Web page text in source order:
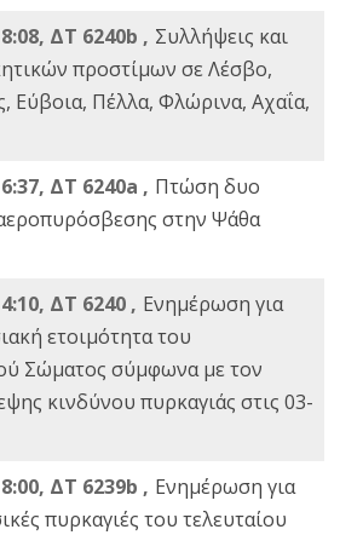
ΔΤ 6240b , Συλλήψεις και
προστίμων σε Λέσβο,
Εύβοια, Πέλλα, Φλώρινα, Αχαΐα,
ΔΤ 6240a , Πτώση δυο
στην Ψάθα
ΔΤ 6240 , Ενημέρωση για
ετοιμότητα του
Σώματος σύμφωνα με τον
κινδύνου πυρκαγιάς στις 03-
ΔΤ 6239b , Ενημέρωση για
πυρκαγιές του τελευταίου